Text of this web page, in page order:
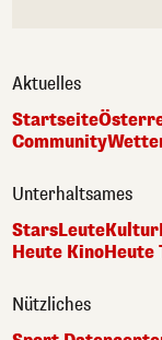
Aktuelles
Startseite
Community
Unterhaltsames
StarsLeuteKultur
Heute KinoHeute
Nützliches